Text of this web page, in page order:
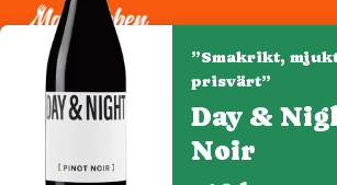
Denna webbplats drivs av Vinklubben i
© 2026 mytaste.se
”Smakrikt,
prisvärt”
Day &
Noir